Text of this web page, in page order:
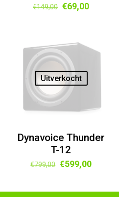
€149,00 Oorspronkelijke
€149,00.
€69,00Huidige
Uitverkocht
Dynavoice Thunder
T-12
€799,00 Oorspronkelijke
€599,00Huidige